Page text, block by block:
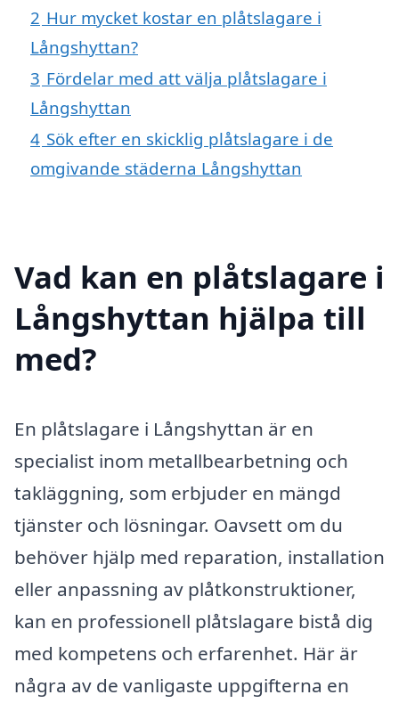
2 Hur mycket kostar en plåtslagare i
Långshyttan?
3 Fördelar med att välja plåtslagare i
Långshyttan
4 Sök efter en skicklig plåtslagare i de
omgivande städerna Långshyttan
Vad kan en plåtslagare i
Långshyttan hjälpa till
med?
En plåtslagare i Långshyttan är en
specialist inom metallbearbetning och
takläggning, som erbjuder en mängd
tjänster och lösningar. Oavsett om du
behöver hjälp med reparation, installation
eller anpassning av plåtkonstruktioner,
kan en professionell plåtslagare bistå dig
med kompetens och erfarenhet. Här är
några av de vanligaste uppgifterna en